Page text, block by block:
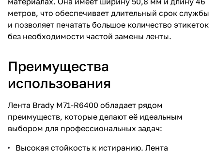
метров, что обеспечивает длительный срок службы
и позволяет печатать большое количество этикеток
без необходимости частой замены ленты.
Преимущества
использования
Лента Brady M71-R6400 обладает рядом
преимуществ, которые делают её идеальным
выбором для профессиональных задач:
Высокая стойкость к истиранию. Лента